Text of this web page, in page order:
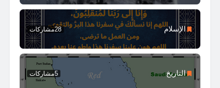
الإسلام 28مشاركات
التاريخ 5مشاركات